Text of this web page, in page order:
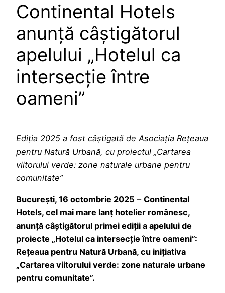
Continental Hotels
anunță câștigătorul
apelului „Hotelul ca
intersecție între
oameni”
Ediția 2025 a fost câștigată de Asociația Rețeaua
pentru Natură Urbană, cu proiectul „Cartarea
viitorului verde: zone naturale urbane pentru
comunitate”
București, 16 octombrie 2025 – Continental
Hotels, cel mai mare lanț hotelier românesc,
anunță câștigătorul primei ediții a apelului de
proiecte „Hotelul ca intersecție între oameni”:
Rețeaua pentru Natură Urbană, cu inițiativa
„Cartarea viitorului verde: zone naturale urbane
pentru comunitate”.